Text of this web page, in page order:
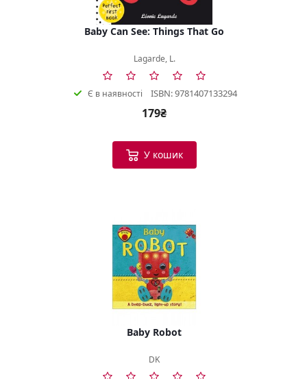
Baby Can See: Things That Go
Lagarde, L.
Є в наявності ISBN: 9781407133294
179₴
У кошик
Baby Robot
DK